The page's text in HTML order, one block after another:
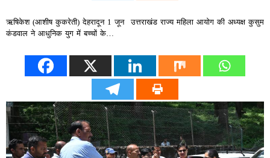
ऋषिकेश (आशीष कुकरेती) ​देहरादून 1 जून उत्तराखंड राज्य महिला आयोग की अध्यक्ष कुसुम
कंडवाल ने आधुनिक युग में बच्चों के…